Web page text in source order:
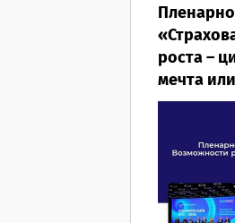
роста –
мечта